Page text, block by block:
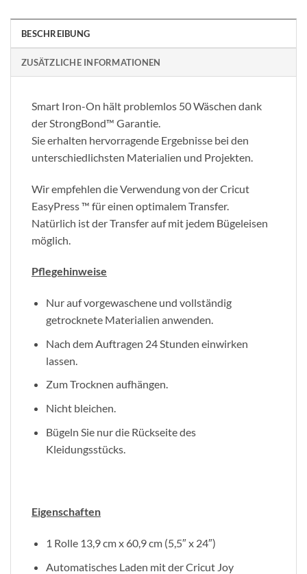
BESCHREIBUNG
ZUSÄTZLICHE INFORMATIONEN
Smart Iron-On hält problemlos 50 Wäschen dank
der StrongBond™ Garantie.
Sie erhalten hervorragende Ergebnisse bei den
unterschiedlichsten Materialien und Projekten.
Wir empfehlen die Verwendung von der Cricut
EasyPress ™ für einen optimalem Transfer.
Natürlich ist der Transfer auf mit jedem Bügeleisen
möglich.
Pflegehinweise
Nur auf vorgewaschene und vollständig
getrocknete Materialien anwenden.
Nach dem Auftragen 24 Stunden einwirken
lassen.
Zum Trocknen aufhängen.
Nicht bleichen.
Bügeln Sie nur die Rückseite des
Kleidungsstücks.
Eigenschaften
1 Rolle 13,9 cm x 60,9 cm (5,5″ x 24″)
Automatisches Laden mit der Cricut Joy